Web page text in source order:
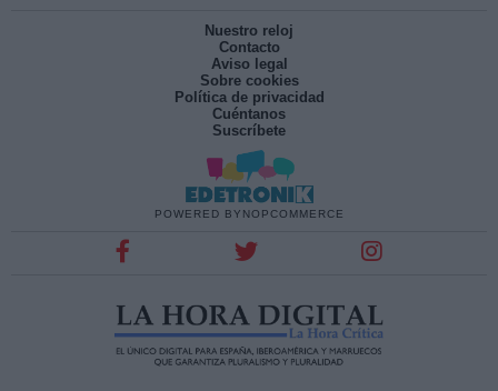
Nuestro reloj
Contacto
Aviso legal
Sobre cookies
Política de privacidad
Cuéntanos
Suscríbete
POWERED BY NOPCOMMERCE